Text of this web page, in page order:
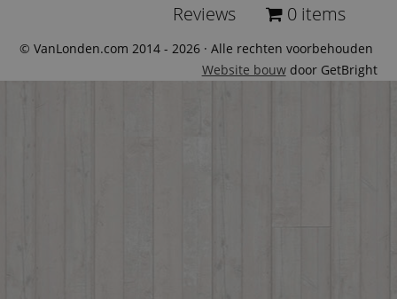
Reviews 0 items
© VanLonden.com 2014 - 2026 · Alle rechten voorbehouden
Website bouwdoor GetBright